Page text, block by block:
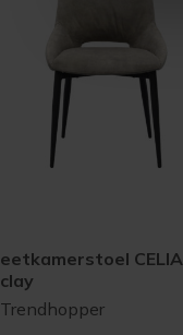
eetkamerstoel CELIA
clay
Trendhopper